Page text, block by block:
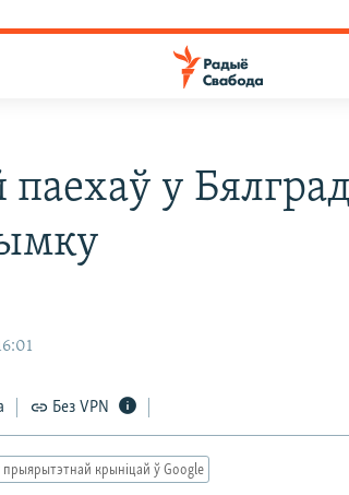
у
Без VPN
прыярытэтнай крыніцай ў Google